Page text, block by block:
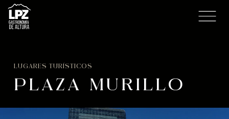
LUGARES TURÍSTICOS
PLAZA MURILLO